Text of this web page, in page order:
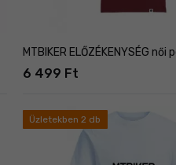
MTBIKER ELŐZÉKENYSÉG női
6 499 Ft
Üzletekben 2 db